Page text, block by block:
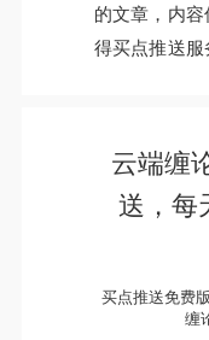
的文章，内
得买点推送服
云端缠
送，每
买点推送免费版
缠